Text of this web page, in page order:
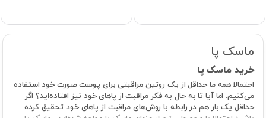
ماسک پا
خرید ماسک پا
احتمالا همه ما حداقل از یک روتین مراقبتی برای پوست صورت خود استفاده
می‌کنیم. اما آیا تا به حال به فکر مراقبت از پاهای خود نیز افتاده‌اید؟ اگر
حداقل یک بار هم در رابطه با روش‌های مراقبت از پاهای خود تحقیق کرده